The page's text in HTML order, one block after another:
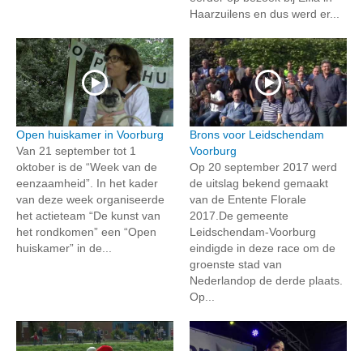
Haarzuilens en dus werd er...
Open huiskamer in Voorburg
Van 21 september tot 1
oktober is de “Week van de
eenzaamheid”. In het kader
van deze week organiseerde
het actieteam “De kunst van
het rondkomen” een “Open
huiskamer” in de...
Brons voor Leidschendam
Voorburg
Op 20 september 2017 werd
de uitslag bekend gemaakt
van de Entente Florale
2017.De gemeente
Leidschendam-Voorburg
eindigde in deze race om de
groenste stad van
Nederlandop de derde plaats.
Op...